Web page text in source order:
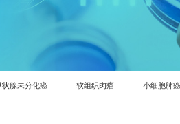
状腺未分化癌 软组织肉瘤 小细胞肺癌